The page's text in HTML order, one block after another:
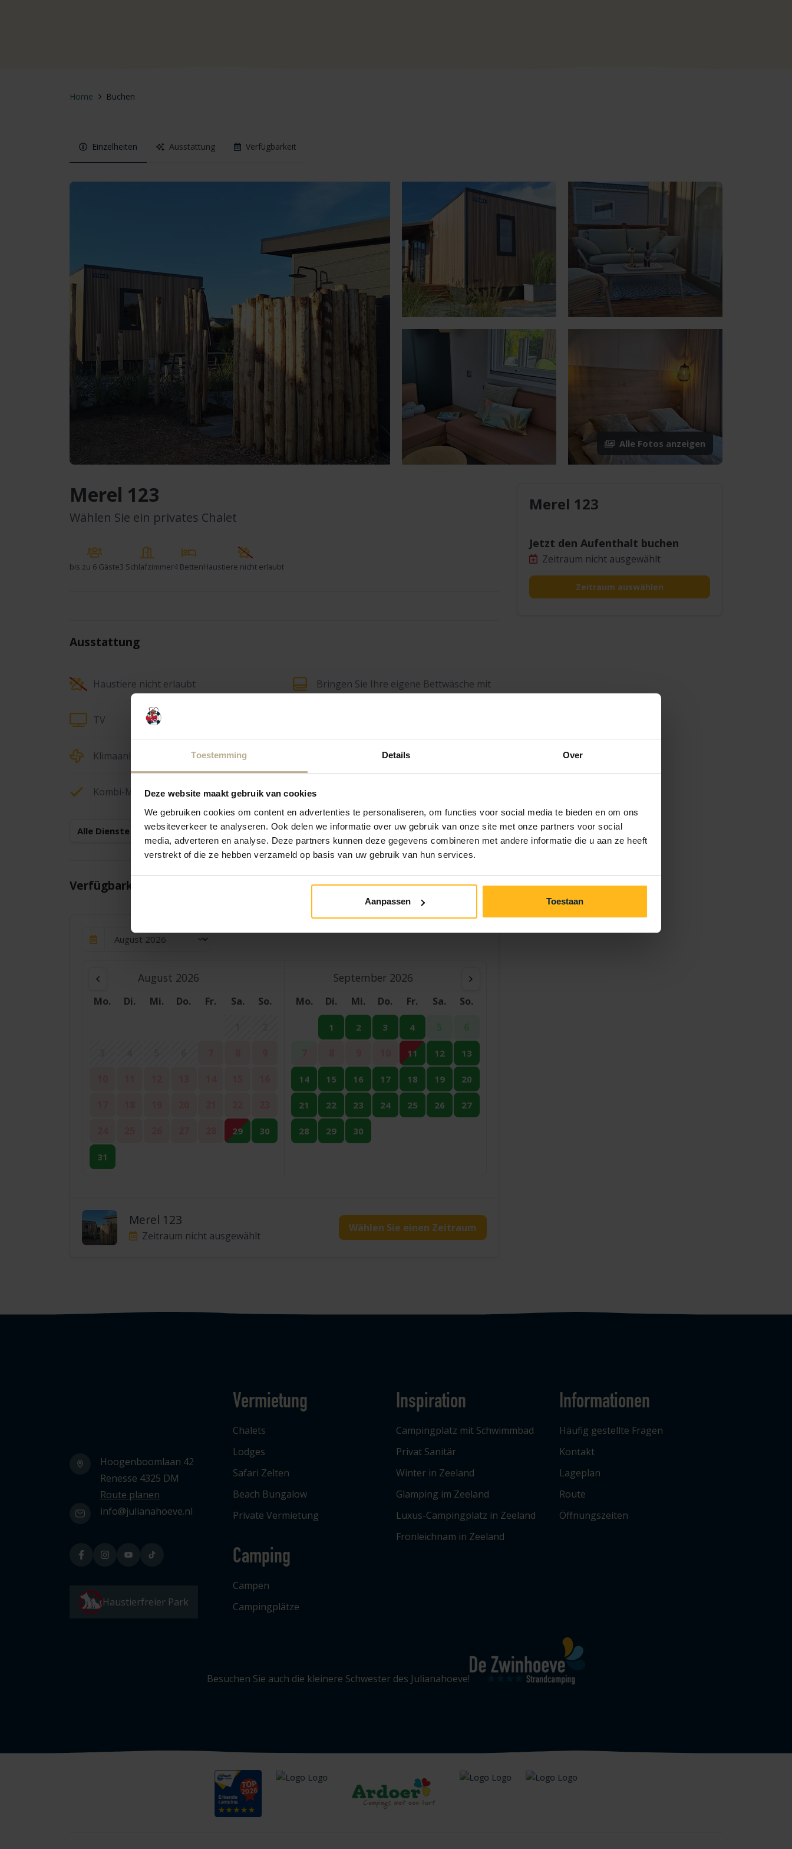
Toestemming Details Over
Deze website maakt gebruik van cookies
We gebruiken cookies om content en advertenties te personaliseren, om functies voor social media te bieden en om ons
websiteverkeer te analyseren. Ook delen we informatie over uw gebruik van onze site met onze partners voor social
media, adverteren en analyse. Deze partners kunnen deze gegevens combineren met andere informatie die u aan ze heeft
verstrekt of die ze hebben verzameld op basis van uw gebruik van hun services.
Aanpassen Toestaan
Home Buchen
Einzelheiten Ausstattung Verfügbarkeit
Alle Fotos anzeigen
Merel 123
Wählen Sie ein privates Chalet
bis zu 6 Gäste3 Schlafzimmer4 BettenHaustiere nicht erlaubt
Ausstattung
Haustiere nicht erlaubt
TV
Klimaanlage
Kombi-Mikrowelle
Bringen Sie Ihre eigene Bettwäsche mit
Alle Dienste anzeigen
Verfügbarkeit und Preisgestaltung Hilfe
August 2026
Mo. Di. Mi. Do. Fr. Sa.
So.
29 30
31
September 2026
Mo. Di. Mi. Do. Fr. Sa. So.
1 2 3 4
11 12 13
14 15 16 17 18 19 20
21 22 23 24 25 26 27
28 29 30
Merel 123
Zeitraum nicht ausgewählt
Wählen Sie einen Zeitraum
Merel 123
Jetzt den Aufenthalt buchen
Zeitraum nicht ausgewählt
Zeitraum auswählen
Hoogenboomlaan 42
Renesse 4325 DM
Route planen
info@julianahoeve.nl
Haustierfreier Park
Vermietung
Chalets
Lodges
Safari Zelten
Beach Bungalow
Private Vermietung
Camping
Campen
Campingplätze
Inspiration
Campingplatz mit Schwimmbad
Privat Sanitär
Winter in Zeeland
Glamping im Zeeland
Luxus-Campingplatz in Zeeland
Fronleichnam in Zeeland
Informationen
Häufig gestellte Fragen
Kontakt
Lageplan
Route
Öffnungszeiten
Besuchen Sie auch die kleinere Schwester des Julianahoeve!